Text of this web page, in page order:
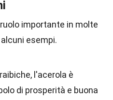
importante in molte
esempi.
l'acerola è
di prosperità e buona